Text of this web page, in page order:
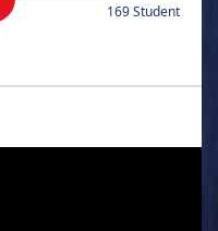
169 Student